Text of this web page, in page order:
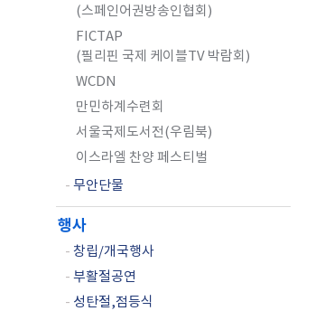
(스페인어권방송인협회)
FICTAP
(필리핀 국제 케이블TV 박람회)
WCDN
만민하계수련회
서울국제도서전(우림북)
이스라엘 찬양 페스티벌
- 무안단물
행사
- 창립/개국행사
- 부활절공연
- 성탄절,점등식